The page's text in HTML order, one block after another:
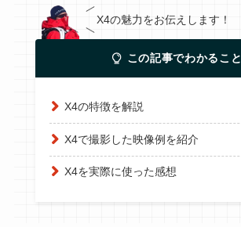
X4の魅力をお伝えします！
この記事でわかること
X4の特徴を解説
X4で撮影した映像例を紹介
X4を実際に使った感想